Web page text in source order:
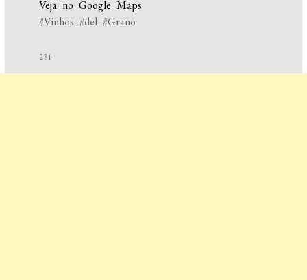
Veja no Google Maps
#Vinhos #del #Grano
231